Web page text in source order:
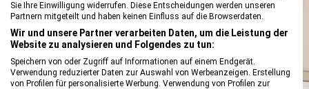
Sie Ihre Einwilligung widerrufen. Diese Entscheidungen werden unseren
Partnern mitgeteilt und haben keinen Einfluss auf die Browserdaten.
Wir und unsere Partner verarbeiten Daten, um die Leistung der
Website zu analysieren und Folgendes zu tun:
Speichern von oder Zugriff auf Informationen auf einem Endgerät.
Verwendung reduzierter Daten zur Auswahl von Werbeanzeigen. Erstellung
von Profilen für personalisierte Werbung. Verwendung von Profilen zur